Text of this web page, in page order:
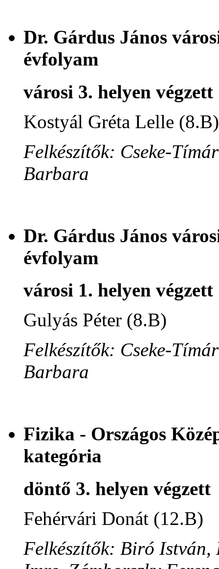
Dr. Gárdus János
évfolyam
városi 3. helyen végzett
Kostyál Gréta Lelle (8.B)
Felkészítők: Cseke-
Barbara
Dr. Gárdus János
évfolyam
városi 1. helyen végzett
Gulyás Péter (8.B)
Felkészítők: Cseke-
Barbara
Fizika - Országos
kategória
döntő 3. helyen végzett
Fehérvári Donát (12.B)
Felkészítők: Biró István,